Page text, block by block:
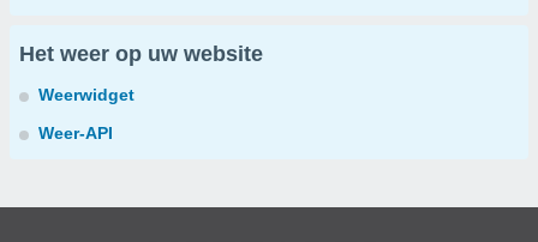
Het weer op uw website
Weerwidget
Weer-API